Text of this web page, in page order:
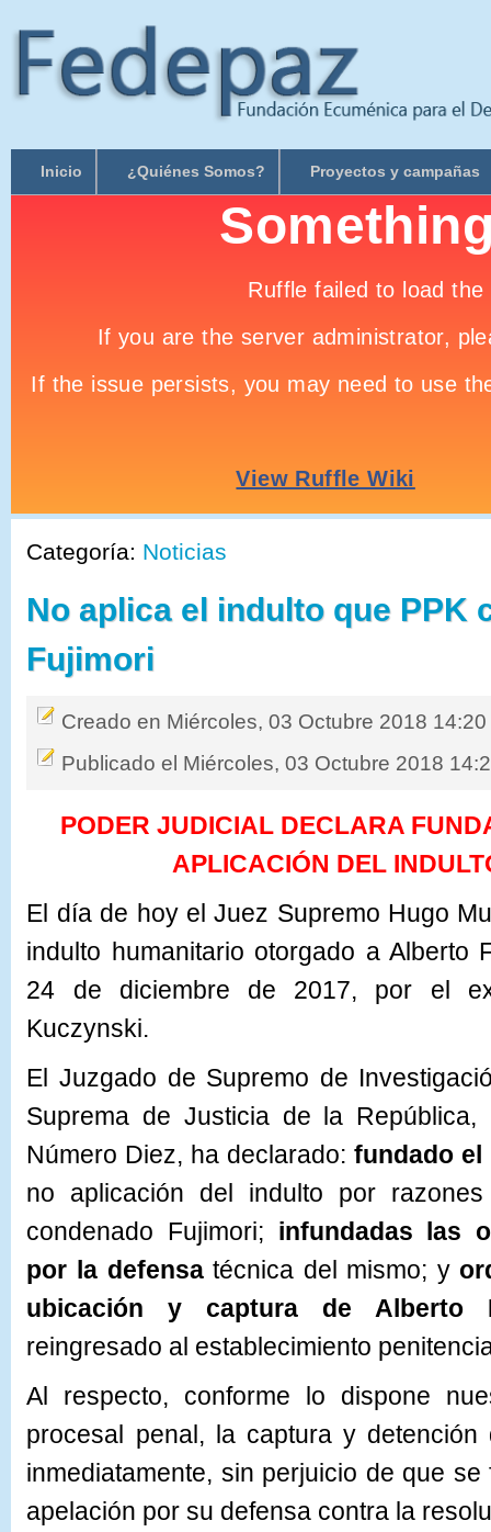
Inicio ¿Quiénes Somos? Proyectos y campañas
Categoría: Noticias
No aplica el indulto que PPK
Fujimori
Creado en Miércoles, 03 Octubre 2018 14:20
Publicado el Miércoles, 03 Octubre 2018
PODER JUDICIAL DECLARA
APLICACIÓN DEL
El día de hoy el Juez Supremo Hugo
indulto humanitario otorgado a Alberto
24 de diciembre de 2017, por el
Kuczynski.
El Juzgado de Supremo de
Suprema de Justicia de la
Número Diez, ha declarado:fundado el
no aplicación del indulto por
condenado Fujimori; infundadas las
por la defensatécnica del mismo; y
ubicación y captura de Alberto
reingresado al establecimiento
Al respecto, conforme lo dispone
procesal penal, la captura y
inmediatamente, sin perjuicio de que
apelación por su defensa contra la